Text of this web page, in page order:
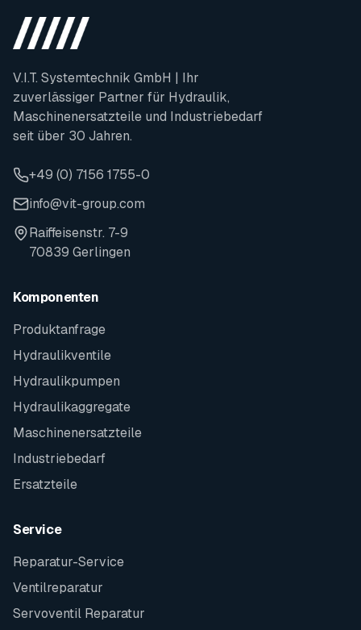
V.I.T. Systemtechnik GmbH | Ihr
zuverlässiger Partner für Hydraulik,
Maschinenersatzteile und Industriebedarf
seit über 30 Jahren.
+49 (0) 7156 1755-0
info@vit-group.com
Raiffeisenstr. 7-9
70839 Gerlingen
Komponenten
Produktanfrage
Hydraulikventile
Hydraulikpumpen
Hydraulikaggregate
Maschinenersatzteile
Industriebedarf
Ersatzteile
Service
Reparatur-Service
Ventilreparatur
Servoventil Reparatur